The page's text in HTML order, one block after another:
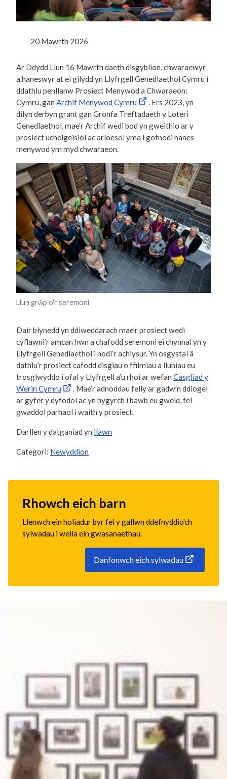
20 Mawrth 2026
Ar Ddydd Llun 16 Mawrth daeth disgyblion, chwaraewyr
a haneswyr at ei gilydd yn Llyfrgell Genedlaethol Cymru i
ddathlu penllanw Prosiect Menywod a Chwaraeon:
Cymru, gan Archif Menywod Cymru
. Ers 2023, yn
dilyn derbyn grant gan Gronfa Treftadaeth y Loteri
Genedlaethol, mae’r Archif wedi bod yn gweithio ar y
prosiect uchelgeisiol ac arloesol yma i gofnodi hanes
menywod ym myd chwaraeon.
Llun grŵp o'r seremoni
Dair blynedd yn ddiweddarach mae’r prosiect wedi
cyflawni’r amcan hwn a chafodd seremoni ei chynnal yn y
Llyfrgell Genedlaethol i nodi’r achlysur. Yn osgystal â
dathlu’r prosiect cafodd disgiau o ffilmiau a lluniau eu
trosglwyddo i ofal y Llyfrgell a’u rhoi ar wefan Casgliad y
Werin Cymru
. Mae’r adnoddau felly ar gadw’n ddiogel
ar gyfer y dyfodol ac yn hygyrch i bawb eu gweld, fel
gwaddol parhaol i waith y prosiect.
Darllen y datganiad yn llawn
Categori: Newyddion
Rhowch eich barn
Llenwch ein holiadur byr fel y gallwn ddefnyddio'ch
sylwadau i wella ein gwasanaethau.
Danfonwch eich sylwadau